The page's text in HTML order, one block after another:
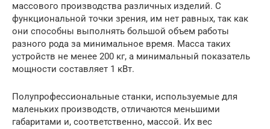
массового производства различных изделий. С
функциональной точки зрения, им нет равных, так как
они способны выполнять большой объем работы
разного рода за минимальное время. Масса таких
устройств не менее 200 кг, а минимальный показатель
мощности составляет 1 кВт.
Полупрофессиональные станки, используемые для
маленьких производств, отличаются меньшими
габаритами и, соответственно, массой. Их вес